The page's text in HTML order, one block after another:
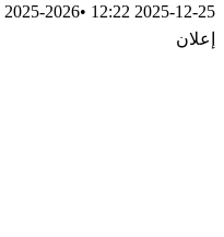
2025-12-25 12:22
•
2025-2026
إعلان